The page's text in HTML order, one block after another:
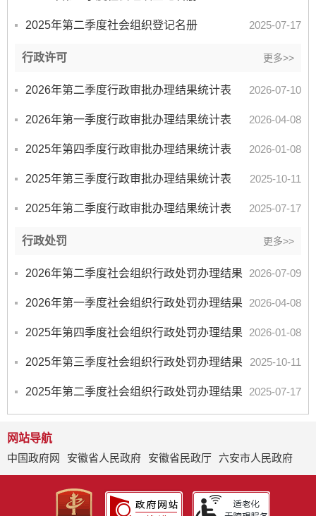
2025年第二季度社会组织登记名册 2025-07-17
行政许可 更多>>
2026年第二季度行政审批办理结果统计表 2026-07-10
2026年第一季度行政审批办理结果统计表 2026-04-08
2025年第四季度行政审批办理结果统计表 2026-01-08
2025年第三季度行政审批办理结果统计表 2025-10-11
2025年第二季度行政审批办理结果统计表 2025-07-17
行政处罚 更多>>
2026年第二季度社会组织行政处罚办理结果 2026-07-09
2026年第一季度社会组织行政处罚办理结果 2026-04-08
2025年第四季度社会组织行政处罚办理结果 2026-01-08
2025年第三季度社会组织行政处罚办理结果 2025-10-11
2025年第二季度社会组织行政处罚办理结果 2025-07-17
网站导航
中国政府网
安徽省人民政府 安徽省民政厅 六安市人民政府